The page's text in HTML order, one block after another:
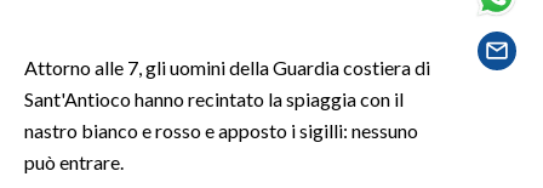
Attorno alle 7, gli uomini della Guardia costiera di
Sant'Antioco hanno recintato la spiaggia con il
nastro bianco e rosso e apposto i sigilli: nessuno
può entrare.